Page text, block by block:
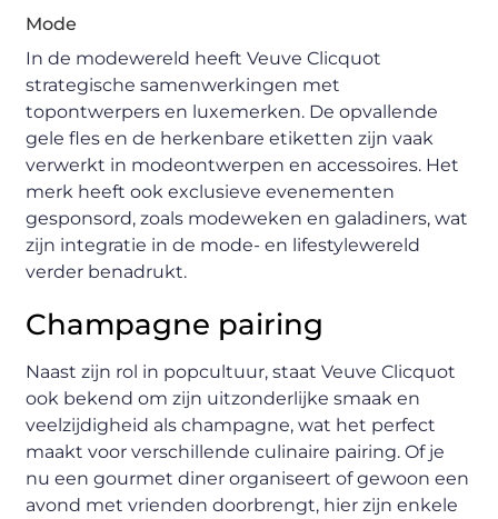
Mode
In de modewereld heeft Veuve Clicquot
strategische samenwerkingen met
topontwerpers en luxemerken. De opvallende
gele fles en de herkenbare etiketten zijn vaak
verwerkt in modeontwerpen en accessoires. Het
merk heeft ook exclusieve evenementen
gesponsord, zoals modeweken en galadiners, wat
zijn integratie in de mode- en lifestylewereld
verder benadrukt.
Champagne pairing
Naast zijn rol in popcultuur, staat Veuve Clicquot
ook bekend om zijn uitzonderlijke smaak en
veelzijdigheid als champagne, wat het perfect
maakt voor verschillende culinaire pairing. Of je
nu een gourmet diner organiseert of gewoon een
avond met vrienden doorbrengt, hier zijn enkele